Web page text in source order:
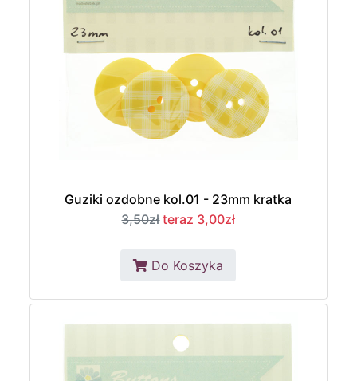
Guziki ozdobne kol.01 - 23mm kratka
3,50zł teraz 3,00zł
Do Koszyka